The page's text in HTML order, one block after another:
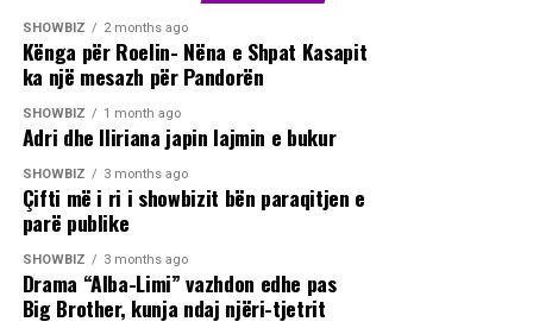
SHOWBIZ 2 months ago
Kënga për Roelin- Nëna e Shpat Kasapit
ka një mesazh për Pandorën
SHOWBIZ 1 month ago
Adri dhe Iliriana japin lajmin e bukur
SHOWBIZ 3 months ago
Çifti më i ri i showbizit bën paraqitjen e
parë publike
SHOWBIZ 3 months ago
Drama “Alba-Limi” vazhdon edhe pas
Big Brother, kunja ndaj njëri-tjetrit